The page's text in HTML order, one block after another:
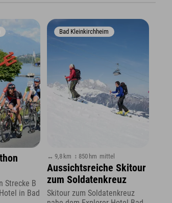
Strecke B
in Bad
Bad Kleinkirchheim
↔ 9,8 km ↕ 850 hm mittel
Aussichtsreiche Skitour
zum Soldatenkreuz
Skitour zum Soldatenkreuz